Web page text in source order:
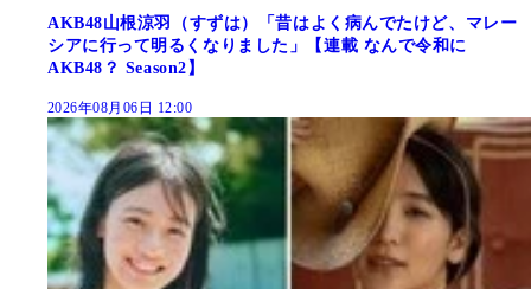
AKB48山根涼羽（すずは）「昔はよく病んでたけど、マレー
シアに行って明るくなりました」【連載 なんで令和に
AKB48？ Season2】
2026年08月06日 12:00